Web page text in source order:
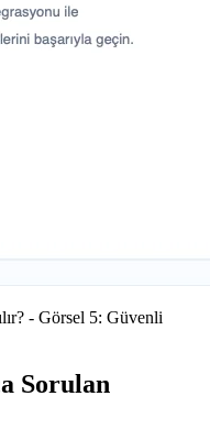
- Görsel 5: Güvenli
Sorulan